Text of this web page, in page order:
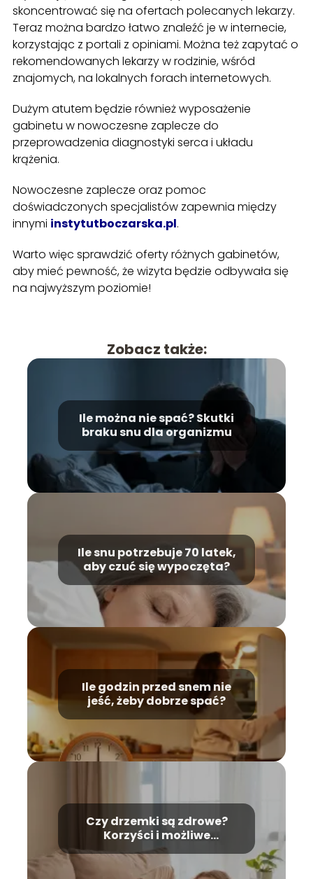
skoncentrować się na ofertach polecanych lekarzy.
Teraz można bardzo łatwo znaleźć je w internecie,
korzystając z portali z opiniami. Można też zapytać o
rekomendowanych lekarzy w rodzinie, wśród
znajomych, na lokalnych forach internetowych.
Dużym atutem będzie również wyposażenie
gabinetu w nowoczesne zaplecze do
przeprowadzenia diagnostyki serca i układu
krążenia.
Nowoczesne zaplecze oraz pomoc
doświadczonych specjalistów zapewnia między
innymi instytutboczarska.pl.
Warto więc sprawdzić oferty różnych gabinetów,
aby mieć pewność, że wizyta będzie odbywała się
na najwyższym poziomie!
Zobacz także:
Ile można nie spać? Skutki
braku snu dla organizmu
Ile snu potrzebuje 70 latek,
aby czuć się wypoczęta?
Ile godzin przed snem nie
jeść, żeby dobrze spać?
Czy drzemki są zdrowe?
Korzyści i możliwe
zagrożenia